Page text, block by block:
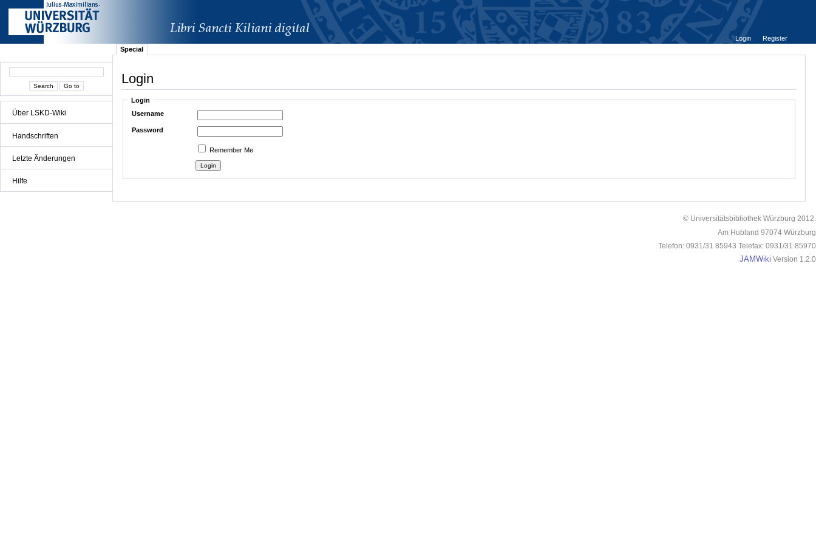
Über LSKD-Wiki
Handschriften
Letzte Änderungen
Hilfe
Login
Register
Special
Login
Login
Username
Password
Remember Me
© Universitätsbibliothek Würzburg 2012.
Am Hubland 97074 Würzburg
Telefon: 0931/31 85943 Telefax: 0931/31 85970
JAMWiki Version 1.2.0